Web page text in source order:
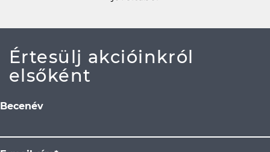
Értesülj akcióinkról
elsőként
Becenév